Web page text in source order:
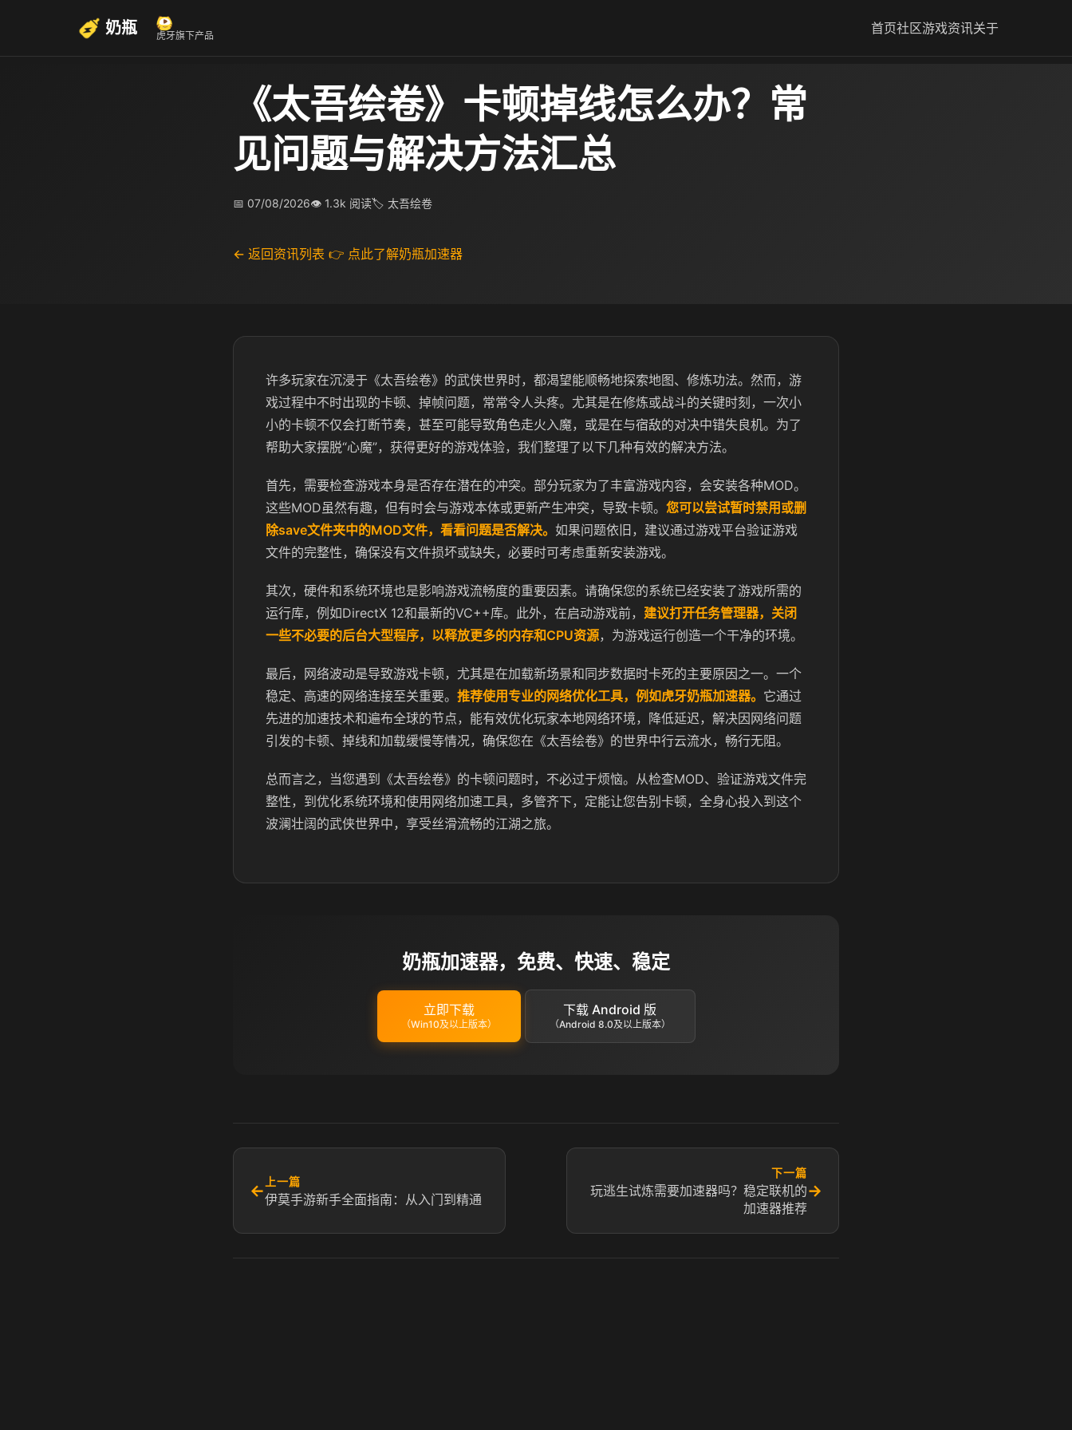
奶瓶 虎牙旗下产品 首页社区游戏资讯关于
《太吾绘卷》卡顿掉线怎么办？常
见问题与解决方法汇总
📅 07/08/2026👁 1.3k 阅读🏷 太吾绘卷
← 返回资讯列表 👉 点此了解奶瓶加速器
许多玩家在沉浸于《太吾绘卷》的武侠世界时，都渴望能顺畅地探索地图、修炼功法。然而，游
戏过程中不时出现的卡顿、掉帧问题，常常令人头疼。尤其是在修炼或战斗的关键时刻，一次小
小的卡顿不仅会打断节奏，甚至可能导致角色走火入魔，或是在与宿敌的对决中错失良机。为了
帮助大家摆脱“心魔”，获得更好的游戏体验，我们整理了以下几种有效的解决方法。
首先，需要检查游戏本身是否存在潜在的冲突。部分玩家为了丰富游戏内容，会安装各种MOD。
这些MOD虽然有趣，但有时会与游戏本体或更新产生冲突，导致卡顿。 您可以尝试暂时禁用或删
除save文件夹中的MOD文件，看看问题是否解决。 如果问题依旧，建议通过游戏平台验证游戏
文件的完整性，确保没有文件损坏或缺失，必要时可考虑重新安装游戏。
其次，硬件和系统环境也是影响游戏流畅度的重要因素。请确保您的系统已经安装了游戏所需的
运行库，例如DirectX 12和最新的VC++库。此外，在启动游戏前， 建议打开任务管理器，关闭
一些不必要的后台大型程序，以释放更多的内存和CPU资源，为游戏运行创造一个干净的环境。
最后，网络波动是导致游戏卡顿，尤其是在加载新场景和同步数据时卡死的主要原因之一。一个
稳定、高速的网络连接至关重要。 推荐使用专业的网络优化工具，例如虎牙奶瓶加速器。 它通过
先进的加速技术和遍布全球的节点，能有效优化玩家本地网络环境，降低延迟，解决因网络问题
引发的卡顿、掉线和加载缓慢等情况，确保您在《太吾绘卷》的世界中行云流水，畅行无阻。
总而言之，当您遇到《太吾绘卷》的卡顿问题时，不必过于烦恼。从检查MOD、验证游戏文件完
整性，到优化系统环境和使用网络加速工具，多管齐下，定能让您告别卡顿，全身心投入到这个
波澜壮阔的武侠世界中，享受丝滑流畅的江湖之旅。
奶瓶加速器，免费、快速、稳定
立即下载
（Win10及以上版本）
下载 Android 版
（Android 8.0及以上版本）
← 上一篇
伊莫手游新手全面指南：从入门到精通
下一篇
玩逃生试炼需要加速器吗？稳定联机的
加速器推荐
→